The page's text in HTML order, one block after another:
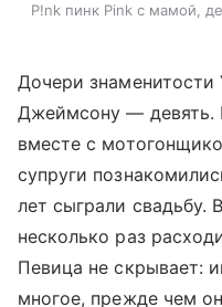
P!nk пинк Pink с мамой,
Дочери знаменитости
Джеймсону — девять.
вместе с
супруги
лет сыграли свадьбу.
несколько раз
Певица не скрывает:
многое, прежде чем